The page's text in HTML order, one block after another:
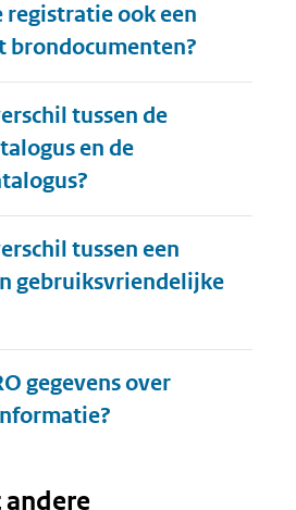
registratie ook een
brondocumenten?
tussen de
en de
tussen een
gebruiksvriendelijke
gegevens over